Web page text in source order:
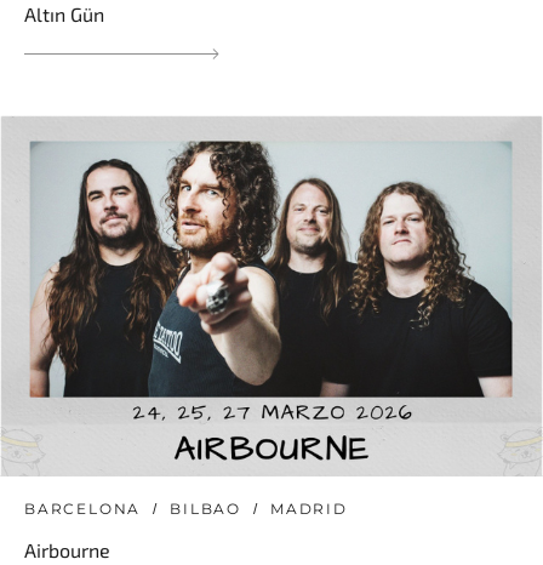
Altın Gün
BARCELONA BILBAO MADRID
Airbourne